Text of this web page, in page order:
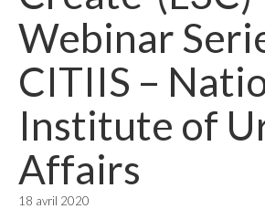
Webinar
CITIIS –
Institute of
Affairs
18 avril 2020